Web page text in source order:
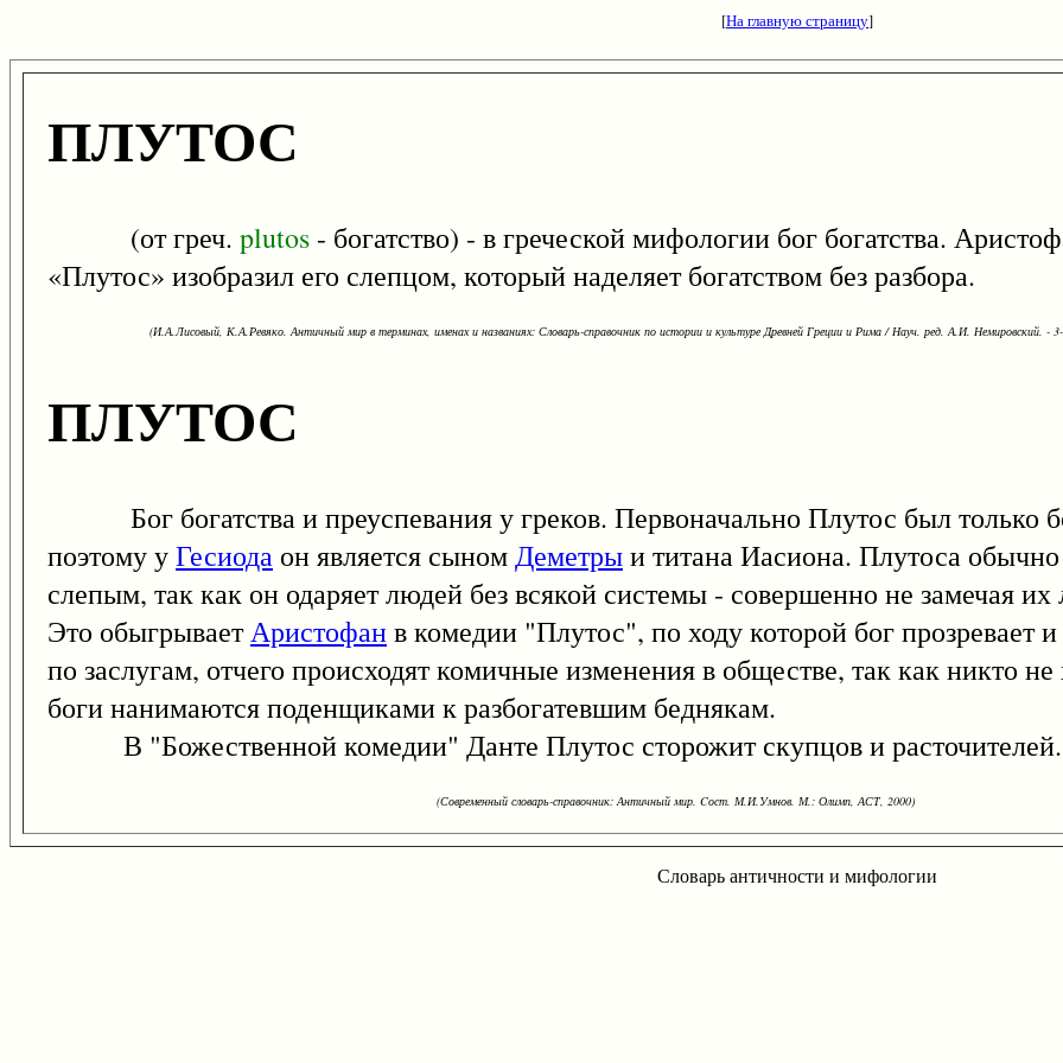
[На главную страницу]
ПЛУТОС
(от греч. plutos - богатство) - в греческой мифологии бог богатства.
«Плутос» изобразил его слепцом, который наделяет богатством без разбора.
(И.А.Лисовый, К.А.Ревяко. Античный мир в терминах, именах и названиях: Словарь-справочник по истории и культуре Древней Греции и Рима / Науч. ред. А.И. Немировский. -
ПЛУТОС
Бог богатства и преуспевания у греков. Первоначально Плутос был только
поэтому уГесиода он является сыномДеметрыи титана Иасиона. Плутоса
слепым, так как он одаряет людей без всякой системы - совершенно не замечая их
Это обыгрываетАристофанв комедии "Плутос", по ходу которой бог прозревает
по заслугам, отчего происходят комичные изменения в обществе, так как никто не
боги нанимаются поденщиками к разбогатевшим беднякам.
В "Божественной комедии" Данте Плутос сторожит скупцов и расточителей.
(Современный словарь-справочник: Античный мир. Cост. М.И.Умнов. М.: Олимп, АСТ, 2000)
Словарь античности и мифологии